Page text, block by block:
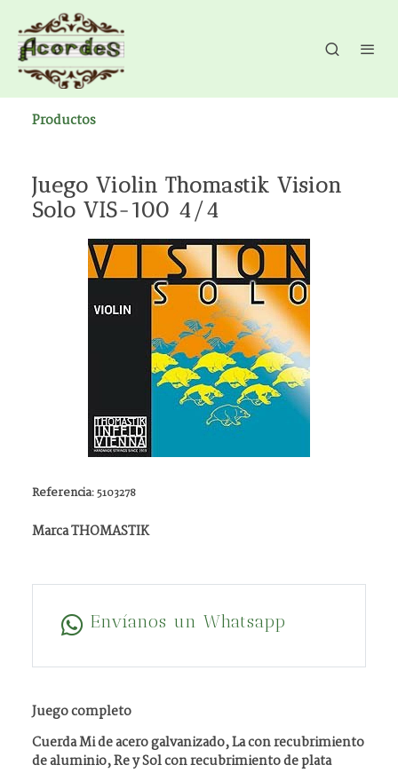
Productos
Juego Violin Thomastik Vision
Solo VIS-100 4/4
Referencia:5103278
Marca THOMASTIK
Envíanos un Whatsapp
Juego completo
Cuerda Mi de acero galvanizado, La con recubrimiento
de aluminio, Re y Sol con recubrimiento de plata